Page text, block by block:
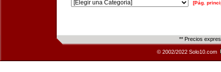
[Pág.
** Precios
© 2002/2022 Solo10.com